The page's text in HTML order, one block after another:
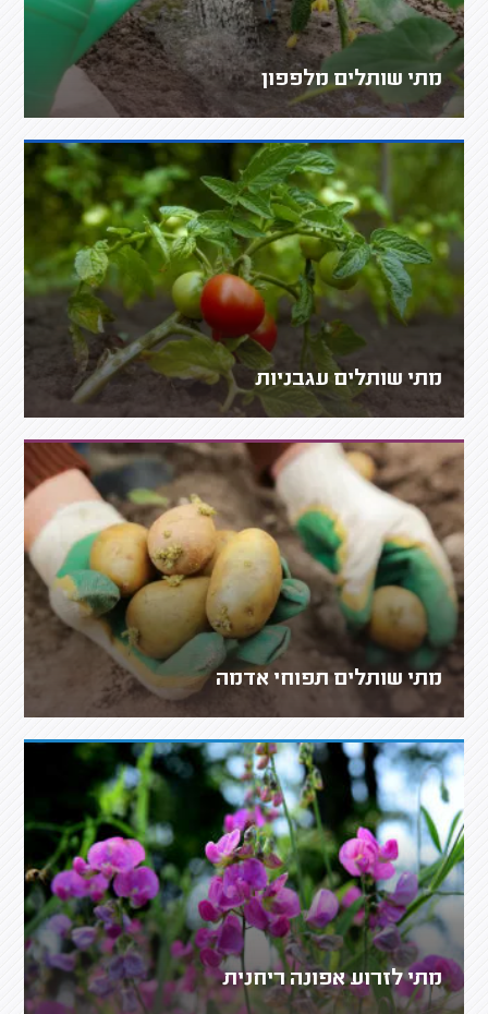
מתי שותלים מלפפון
מתי שותלים עגבניות
מתי שותלים תפוחי אדמה
מתי לזרוע אפונה ריחנית